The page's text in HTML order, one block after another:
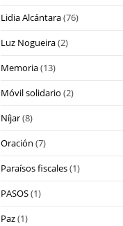
Lidia Alcántara(76)
Luz Nogueira(2)
Memoria(13)
Móvil solidario (2)
Níjar(8)
Oración (7)
Paraísos fiscales(1)
PASOS(1)
Paz(1)